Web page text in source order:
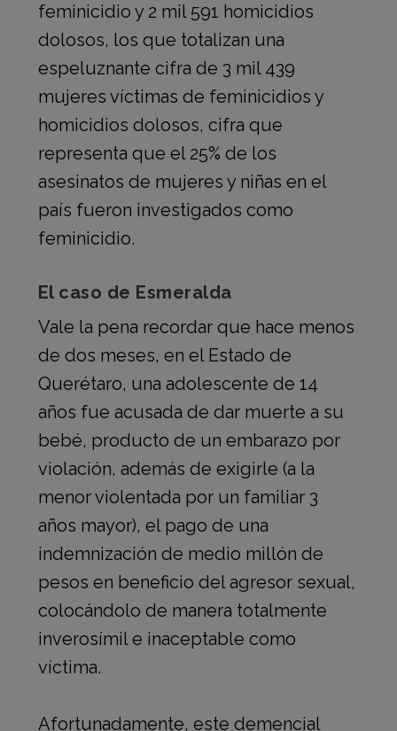
feminicidio y 2 mil 591 homicidios
dolosos, los que totalizan una
espeluznante cifra de 3 mil 439
mujeres víctimas de feminicidios y
homicidios dolosos, cifra que
representa que el 25% de los
asesinatos de mujeres y niñas en el
país fueron investigados como
feminicidio.
El caso de Esmeralda
Vale la pena recordar que hace menos
de dos meses, en el Estado de
Querétaro, una adolescente de 14
años fue acusada de dar muerte a su
bebé, producto de un embarazo por
violación, además de exigirle (a la
menor violentada por un familiar 3
años mayor), el pago de una
indemnización de medio millón de
pesos en beneficio del agresor sexual,
colocándolo de manera totalmente
inverosímil e inaceptable como
víctima.
Afortunadamente, este demencial